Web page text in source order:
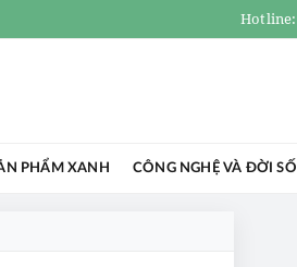
Hotline:
PHẨM XANH CÔNG NGHỆ VÀ ĐỜI